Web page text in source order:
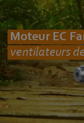
Moteur EC
ventilateurs